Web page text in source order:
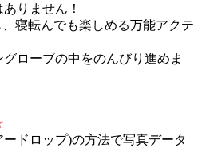
りません！
寝転んでも楽しめる万能アクテ
ローブの中をのんびり進めま
ドロップ)の方法で写真データ